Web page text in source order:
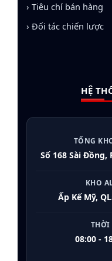
› Tiêu chí bán hàng
› Đối tác chiến lược
HỆ
TỔNG
Số 168 Sài Đồng,
KHO
Ấp Kế Mỹ,
THỜI
08:00 -